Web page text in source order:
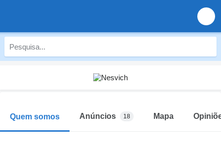
Quem somos Anúncios 18 Mapa